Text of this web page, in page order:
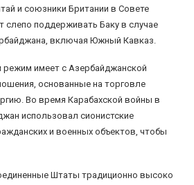
и союзники Британии в Совете
слепо поддерживать Баку в случае
включая Южный Кавказ.
режим имеет с Азербайджанской
основанные на торговле
Во время Карабахской войны в
использовал сионистские
и военных объектов, чтобы
Штаты традиционно высоко